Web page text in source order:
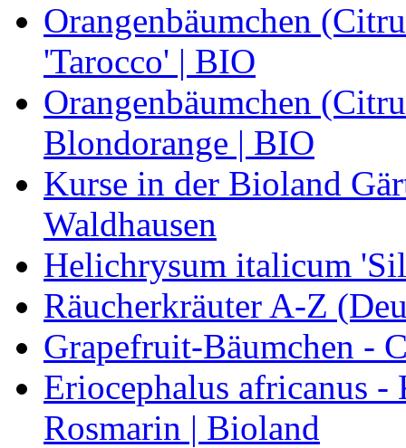
Orangenbäumchen
'Tarocco' | BIO
Orangenbäumchen
Blondorange | BIO
Kurse in der Bioland
Waldhausen
Helichrysum italicum
Räucherkräuter A-Z
Grapefruit-Bäumchen -
Eriocephalus africanus
Rosmarin | Bioland